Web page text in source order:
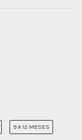
9 A 12 MESES